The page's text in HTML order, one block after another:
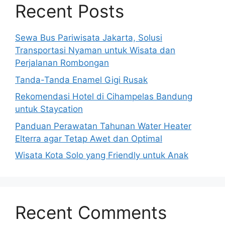
Recent Posts
Sewa Bus Pariwisata Jakarta, Solusi
Transportasi Nyaman untuk Wisata dan
Perjalanan Rombongan
Tanda-Tanda Enamel Gigi Rusak
Rekomendasi Hotel di Cihampelas Bandung
untuk Staycation
Panduan Perawatan Tahunan Water Heater
Elterra agar Tetap Awet dan Optimal
Wisata Kota Solo yang Friendly untuk Anak
Recent Comments